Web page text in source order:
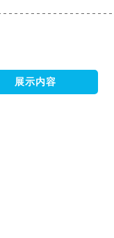
展示内容